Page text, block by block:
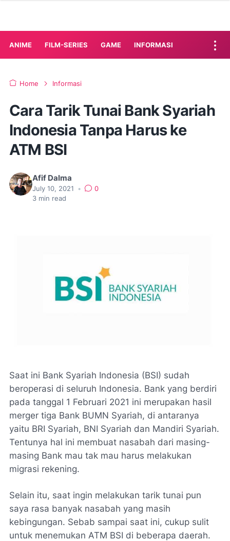
ANIME FILM-SERIES GAME INFORMASI
Home Informasi
Cara Tarik Tunai Bank Syariah
Indonesia Tanpa Harus ke
ATM BSI
Afif Dalma
July 10, 2021 •
0
3 min read
Saat ini Bank Syariah Indonesia (BSI) sudah
beroperasi di seluruh Indonesia. Bank yang berdiri
pada tanggal 1 Februari 2021 ini merupakan hasil
merger tiga Bank BUMN Syariah, di antaranya
yaitu BRI Syariah, BNI Syariah dan Mandiri Syariah.
Tentunya hal ini membuat nasabah dari masing-
masing Bank mau tak mau harus melakukan
migrasi rekening.
Selain itu, saat ingin melakukan tarik tunai pun
saya rasa banyak nasabah yang masih
kebingungan. Sebab sampai saat ini, cukup sulit
untuk menemukan ATM BSI di beberapa daerah.